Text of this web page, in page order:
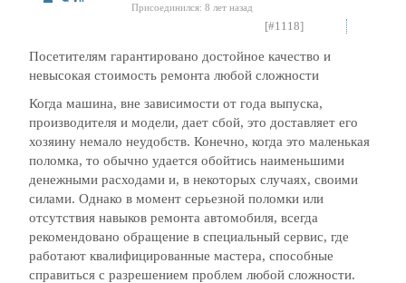
Присоединился: 8 лет назад
[#1118]
Посетителям гарантировано достойное качество и
невысокая стоимость ремонта любой сложности
Когда машина, вне зависимости от года выпуска,
производителя и модели, дает сбой, это доставляет его
хозяину немало неудобств. Конечно, когда это маленькая
поломка, то обычно удается обойтись наименьшими
денежными расходами и, в некоторых случаях, своими
силами. Однако в момент серьезной поломки или
отсутствия навыков ремонта автомобиля, всегда
рекомендовано обращение в специальный сервис, где
работают квалифицированные мастера, способные
справиться с разрешением проблем любой сложности.